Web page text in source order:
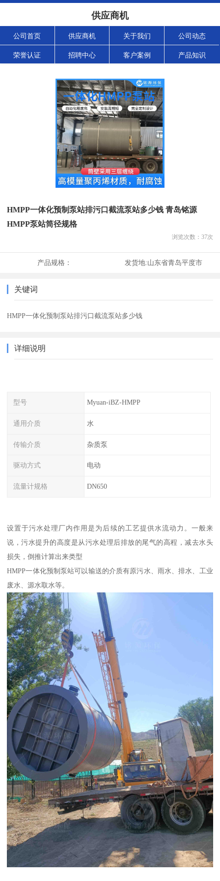
供应商机
公司首页 供应商机 关于我们 公司动态
荣誉认证 招聘中心 客户案例 产品知识
HMPP一体化预制泵站排污口截流泵站多少钱 青岛铭源
HMPP泵站筒径规格
浏览次数： 37次
产品规格： 发货地:山东省青岛平度市
关键词
HMPP一体化预制泵站排污口截流泵站多少钱
详细说明
型号 Myuan-iBZ-HMPP
通用介质 水
传输介质 杂质泵
驱动方式 电动
流量计规格 DN650
设置于污水处理厂内作用是为后续的工艺提供水流动力。一般来
说，污水提升的高度是从污水处理后排放的尾气的高程，减去水头
损失，倒推计算出来类型
HMPP一体化预制泵站可以输送的介质有原污水、雨水、排水、工业
废水、源水取水等。